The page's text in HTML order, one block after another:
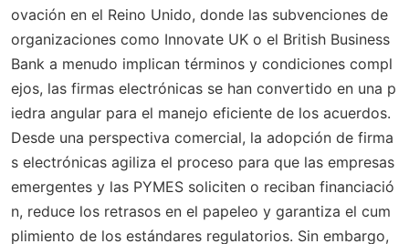
ovación en el Reino Unido, donde las subvenciones de
organizaciones como Innovate UK o el British Business
Bank a menudo implican términos y condiciones compl
ejos, las firmas electrónicas se han convertido en una p
iedra angular para el manejo eficiente de los acuerdos.
Desde una perspectiva comercial, la adopción de firma
s electrónicas agiliza el proceso para que las empresas
emergentes y las PYMES soliciten o reciban financiació
n, reduce los retrasos en el papeleo y garantiza el cum
plimiento de los estándares regulatorios. Sin embargo,